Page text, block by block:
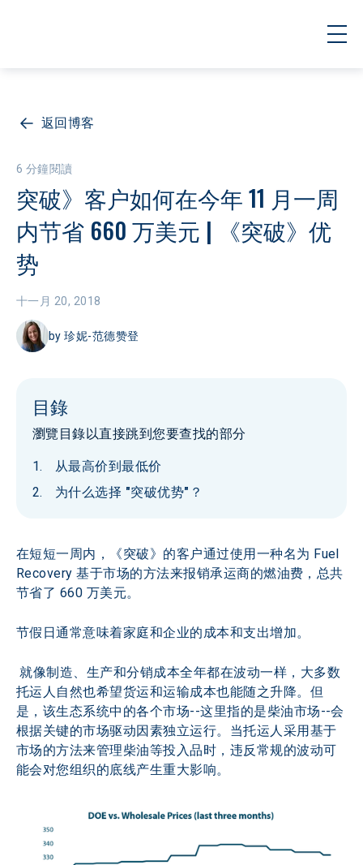
返回博客
6 分鐘閱讀
突破》客户如何在今年 11 月一周
内节省 660 万美元 | 《突破》优
势
十一月 20, 2018
by珍妮-范德赞登
目錄
瀏覽目錄以直接跳到您要查找的部分
从最高价到最低价
为什么选择 "突破优势"？
在短短一周内，《突破》的客户通过使用一种名为 Fuel
Recovery 基于市场的方法来报销承运商的燃油费，总共
节省了 660 万美元。
节假日通常意味着家庭和企业的成本和支出增加。
就像制造、生产和分销成本全年都在波动一样，大多数
托运人自然也希望货运和运输成本也能随之升降。但
是，该生态系统中的各个市场--这里指的是柴油市场--会
根据关键的市场驱动因素独立运行。当托运人采用基于
市场的方法来管理柴油等投入品时，违反常规的波动可
能会对您组织的底线产生重大影响。